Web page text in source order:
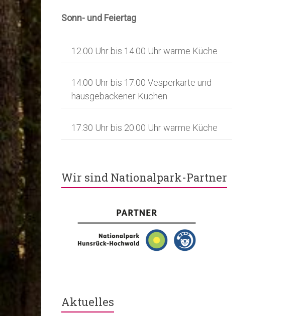
Sonn- und Feiertag
12.00 Uhr bis 14.00 Uhr warme Küche
14.00 Uhr bis 17.00 Vesperkarte und
hausgebackener Kuchen
17.30 Uhr bis 20.00 Uhr warme Küche
Wir sind Nationalpark-Partner
Aktuelles